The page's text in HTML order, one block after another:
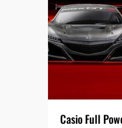
Casio Full